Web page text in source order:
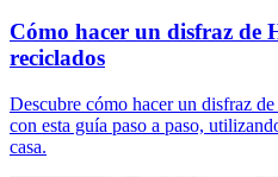
Cómo hacer un disfraz de
reciclados
Descubre cómo hacer un disfraz
con esta guía paso a paso,
casa.